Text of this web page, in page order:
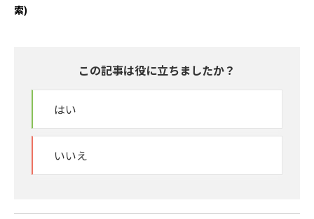
索)
この記事は役に立ちましたか？
はい
いいえ